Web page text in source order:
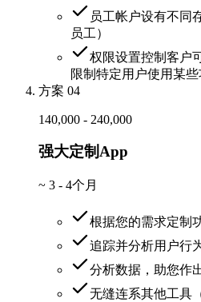
员工帐户设有不同
员工）
权限设置控制客户
限制特定用户使用某些
方案 04
140,000 - 240,000
强大定制App
~ 3 - 4个月
根据您的需求定制
追踪并分析用户行
分析数据，助您作
无缝连系其他工具